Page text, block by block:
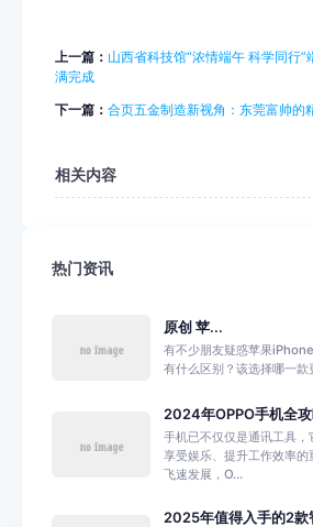
上一篇： 山西省科技馆“浓情端午 科学同行”
满完成
下一篇： 合页五金制造新视角：东莞富帅的
相关内容
热门资讯
原创 苹...
有不少朋友疑惑苹果
有什么区别？该选择哪一款
2024年OPPO手机全
手机已不仅仅是通讯工具，
享受娱乐、提升工作效率的
飞速发展，O...
2025年值得入手的2款